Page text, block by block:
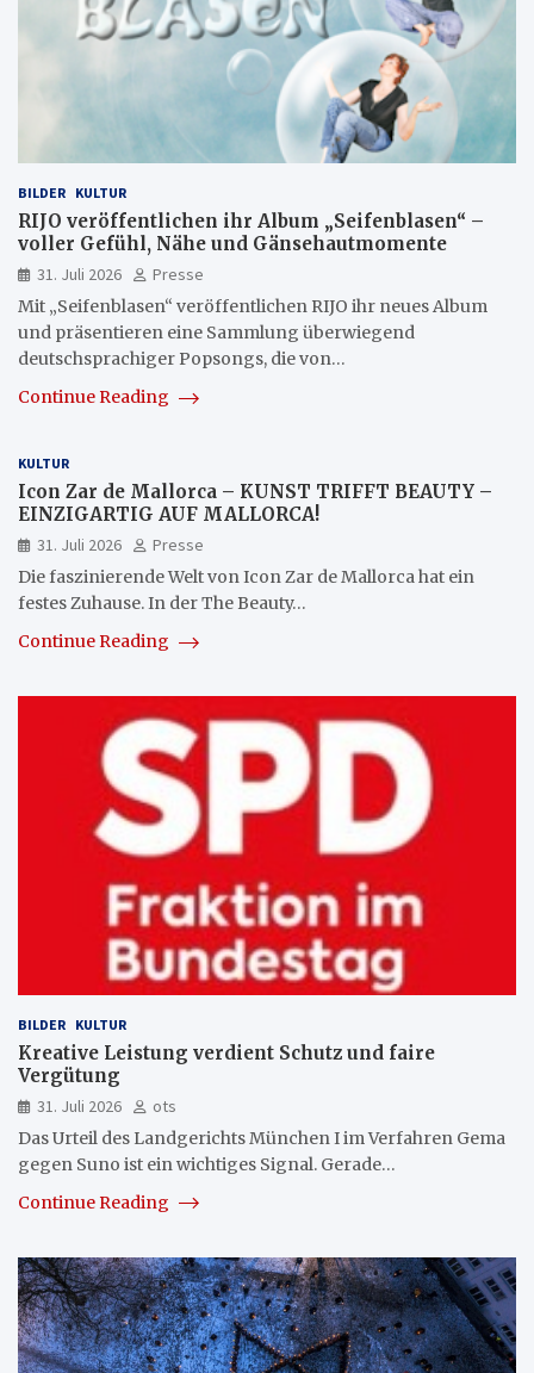
BILDER KULTUR
RIJO veröffentlichen ihr Album „Seifenblasen“ –
voller Gefühl, Nähe und Gänsehautmomente
31. Juli 2026
Presse
Mit „Seifenblasen“ veröffentlichen RIJO ihr neues Album
und präsentieren eine Sammlung überwiegend
deutschsprachiger Popsongs, die von…
Continue Reading
KULTUR
Icon Zar de Mallorca – KUNST TRIFFT BEAUTY –
EINZIGARTIG AUF MALLORCA!
31. Juli 2026
Presse
Die faszinierende Welt von Icon Zar de Mallorca hat ein
festes Zuhause. In der The Beauty…
Continue Reading
BILDER KULTUR
Kreative Leistung verdient Schutz und faire
Vergütung
31. Juli 2026
ots
Das Urteil des Landgerichts München I im Verfahren Gema
gegen Suno ist ein wichtiges Signal. Gerade…
Continue Reading